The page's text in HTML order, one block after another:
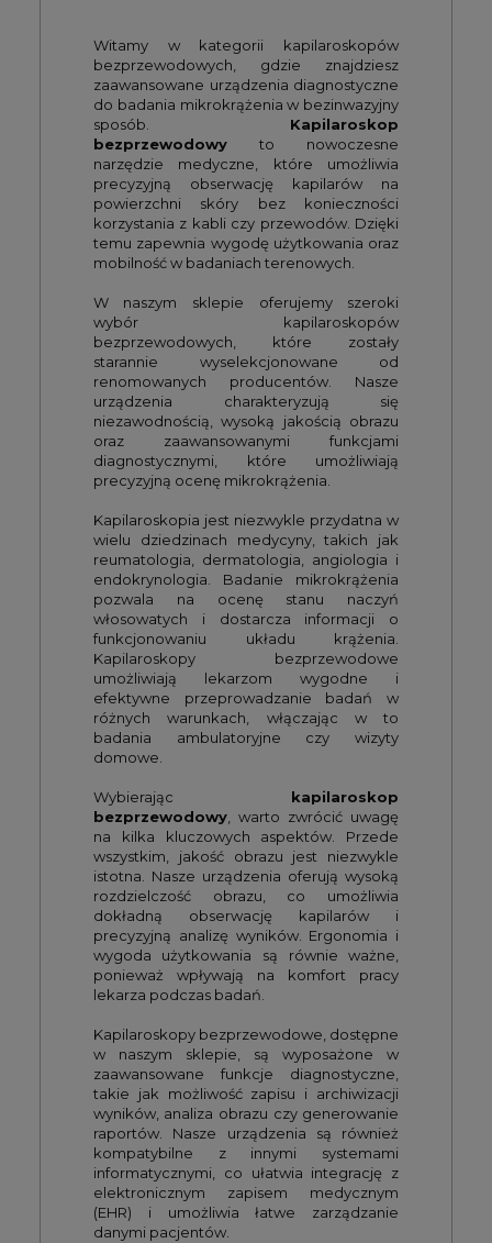
Witamy w kategorii kapilaroskopów
bezprzewodowych, gdzie znajdziesz
zaawansowane urządzenia diagnostyczne
do badania mikrokrążenia w bezinwazyjny
sposób. Kapilaroskop
bezprzewodowyto nowoczesne
narzędzie medyczne, które umożliwia
precyzyjną obserwację kapilarów na
powierzchni skóry bez konieczności
korzystania z kabli czy przewodów. Dzięki
temu zapewnia wygodę użytkowania oraz
mobilność w badaniach terenowych.
W naszym sklepie oferujemy szeroki
wybór kapilaroskopów
bezprzewodowych, które zostały
starannie wyselekcjonowane od
renomowanych producentów. Nasze
urządzenia charakteryzują się
niezawodnością, wysoką jakością obrazu
oraz zaawansowanymi funkcjami
diagnostycznymi, które umożliwiają
precyzyjną ocenę mikrokrążenia.
Kapilaroskopia jest niezwykle przydatna w
wielu dziedzinach medycyny, takich jak
reumatologia, dermatologia, angiologia i
endokrynologia. Badanie mikrokrążenia
pozwala na ocenę stanu naczyń
włosowatych i dostarcza informacji o
funkcjonowaniu układu krążenia.
Kapilaroskopy bezprzewodowe
umożliwiają lekarzom wygodne i
efektywne przeprowadzanie badań w
różnych warunkach, włączając w to
badania ambulatoryjne czy wizyty
domowe.
Wybierając kapilaroskop
bezprzewodowy, warto zwrócić uwagę
na kilka kluczowych aspektów. Przede
wszystkim, jakość obrazu jest niezwykle
istotna. Nasze urządzenia oferują wysoką
rozdzielczość obrazu, co umożliwia
dokładną obserwację kapilarów i
precyzyjną analizę wyników. Ergonomia i
wygoda użytkowania są równie ważne,
ponieważ wpływają na komfort pracy
lekarza podczas badań.
Kapilaroskopy bezprzewodowe, dostępne
w naszym sklepie, są wyposażone w
zaawansowane funkcje diagnostyczne,
takie jak możliwość zapisu i archiwizacji
wyników, analiza obrazu czy generowanie
raportów. Nasze urządzenia są również
kompatybilne z innymi systemami
informatycznymi, co ułatwia integrację z
elektronicznym zapisem medycznym
(EHR) i umożliwia łatwe zarządzanie
danymi pacjentów.